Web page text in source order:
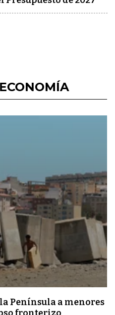
Península a menores